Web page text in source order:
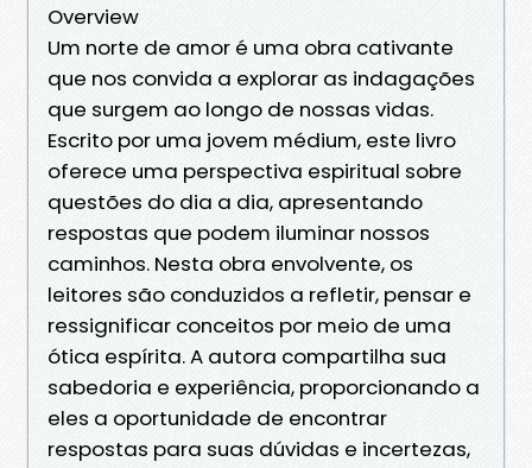
Overview
Um norte de amor é uma obra cativante
que nos convida a explorar as indagações
que surgem ao longo de nossas vidas.
Escrito por uma jovem médium, este livro
oferece uma perspectiva espiritual sobre
questões do dia a dia, apresentando
respostas que podem iluminar nossos
caminhos. Nesta obra envolvente, os
leitores são conduzidos a refletir, pensar e
ressignificar conceitos por meio de uma
ótica espírita. A autora compartilha sua
sabedoria e experiência, proporcionando a
eles a oportunidade de encontrar
respostas para suas dúvidas e incertezas,